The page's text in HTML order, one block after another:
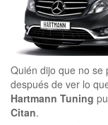
Quién dijo que no se
después de ver lo
Hartmann Tuning
Citan.